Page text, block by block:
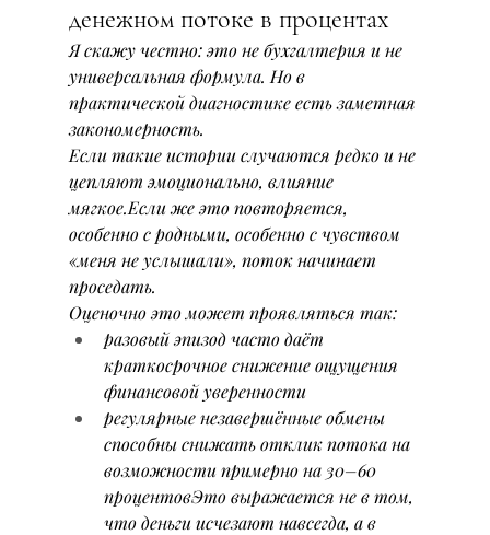
денежном потоке в процентах
Я скажу честно: это не бухгалтерия и не
универсальная формула. Но в
практической диагностике есть заметная
закономерность.
Если такие истории случаются редко и не
цепляют эмоционально, влияние
мягкое.Если же это повторяется,
особенно с родными, особенно с чувством
«меня не услышали», поток начинает
проседать.
Оценочно это может проявляться так:
разовый эпизод часто даёт
краткосрочное снижение ощущения
финансовой уверенности
регулярные незавершённые обмены
способны снижать отклик потока на
возможности примерно на 30–60
процентовЭто выражается не в том,
что деньги исчезают навсегда, а в